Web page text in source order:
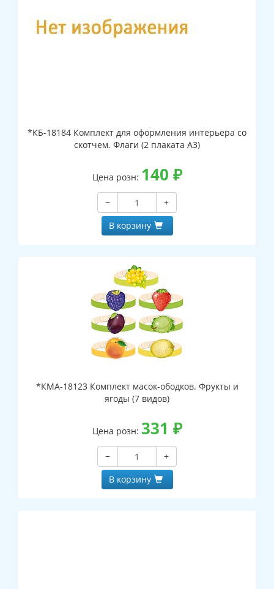
*КБ-18184 Комплект для оформления интерьера со
скотчем. Флаги (2 плаката А3)
Цена розн: 140 ₽
−
+
В корзину
*КМА-18123 Комплект масок-ободков. Фрукты и
ягоды (7 видов)
Цена розн: 331 ₽
−
+
В корзину